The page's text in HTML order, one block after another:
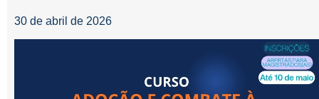
30 de abril de 2026